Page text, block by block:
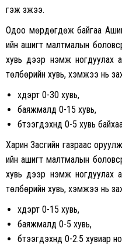
гэж үзжээ.
Одоо мөрдөгдөж байгаа
ийн ашигт малтмалын
хувь дээр нэмж ногдуулах
төлбөрийн хувь, хэмжээ нь
хүдэрт 0-30 хувь,
баяжмалд 0-15 хувь,
бүтээгдэхүүнд 0-5 хувь
Харин Засгийн газраас
ийн ашигт малтмалын
хувь дээр нэмж ногдуулах
төлбөрийн хувь, хэмжээ нь
хүдэрт 0-15 хувь,
баяжмалд 0-5 хувь,
бүтээгдэхүүнд 0-2.5 хувиар